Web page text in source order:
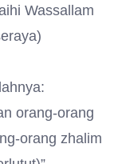
Wassallam
orang-orang
orang zhalim